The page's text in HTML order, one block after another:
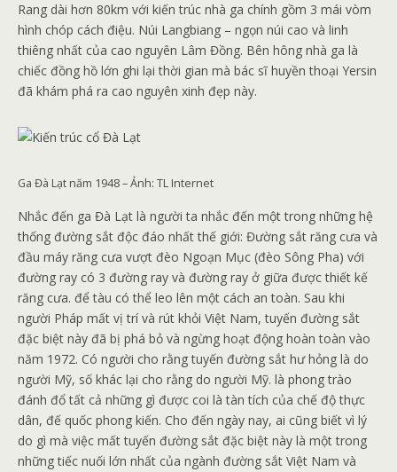
Rang dài hơn 80km với kiến ​​trúc nhà ga chính gồm 3 mái vòm
hình chóp cách điệu. Núi Langbiang – ngọn núi cao và linh
thiêng nhất của cao nguyên Lâm Đồng. Bên hông nhà ga là
chiếc đồng hồ lớn ghi lại thời gian mà bác sĩ huyền thoại Yersin
đã khám phá ra cao nguyên xinh đẹp này.
Ga Đà Lạt năm 1948 – Ảnh: TL Internet
Nhắc đến ga Đà Lạt là người ta nhắc đến một trong những hệ
thống đường sắt độc đáo nhất thế giới: Đường sắt răng cưa và
đầu máy răng cưa vượt đèo Ngoạn Mục (đèo Sông Pha) với
đường ray có 3 đường ray và đường ray ở giữa được thiết kế
răng cưa. để tàu có thể leo lên một cách an toàn. Sau khi
người Pháp mất vị trí và rút khỏi Việt Nam, tuyến đường sắt
đặc biệt này đã bị phá bỏ và ngừng hoạt động hoàn toàn vào
năm 1972. Có người cho rằng tuyến đường sắt hư hỏng là do
người Mỹ, số khác lại cho rằng do người Mỹ. là phong trào
đánh đổ tất cả những gì được coi là tàn tích của chế độ thực
dân, đế quốc phong kiến. Cho đến ngày nay, ai cũng biết vì lý
do gì mà việc mất tuyến đường sắt đặc biệt này là một trong
những tiếc nuối lớn nhất của ngành đường sắt Việt Nam và